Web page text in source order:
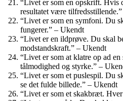
“Livet er som en opskrift. Hvis
resultatet være
“Livet er som en symfoni. Du
fungerer.” – Ukendt
“Livet er en ildprøve. Du skal
modstandskraft.” – Ukendt
“Livet er som at klatre op ad
tålmodighed og styrke.” –
“Livet er som et puslespil. Du
se det fulde billede.” – Ukendt
“Livet er som et skakbræt.